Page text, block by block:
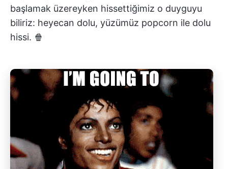
başlamak üzereyken hissettiğimiz o duyguyu
biliriz: heyecan dolu, yüzümüz popcorn ile dolu
hissi. 🍿